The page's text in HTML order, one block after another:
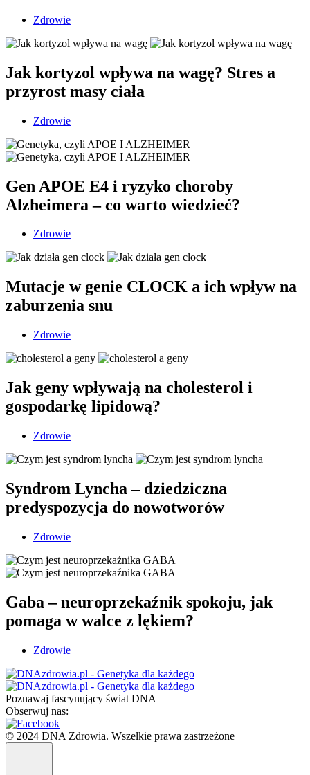
Zdrowie
Jak kortyzol wpływa na wagę? Stres a
przyrost masy ciała
Zdrowie
Gen APOE E4 i ryzyko choroby
Alzheimera – co warto wiedzieć?
Zdrowie
Mutacje w genie CLOCK a ich wpływ na
zaburzenia snu
Zdrowie
Jak geny wpływają na cholesterol i
gospodarkę lipidową?
Zdrowie
Syndrom Lyncha – dziedziczna
predyspozycja do nowotworów
Zdrowie
Gaba – neuroprzekaźnik spokoju, jak
pomaga w walce z lękiem?
Zdrowie
Poznawaj fascynujący świat DNA
Obserwuj nas:
© 2024 DNA Zdrowia. Wszelkie prawa zastrzeżone